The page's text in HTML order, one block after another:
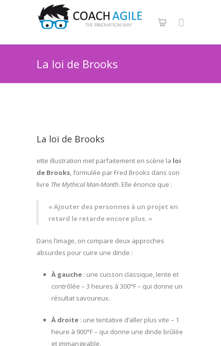
La loi de Brooks
La loi de Brooks
ette illustration met parfaitement en scène la loi
de Brooks, formulée par Fred Brooks dans son
livre The Mythical Man-Month. Elle énonce que :
« Ajouter des personnes à un projet en
retard le retarde encore plus. »
Dans l’image, on compare deux approches
absurdes pour cuire une dinde :
À gauche : une cuisson classique, lente et
contrôlée – 3 heures à 300°F – qui donne un
résultat savoureux.
À droite : une tentative d’aller plus vite – 1
heure à 900°F – qui donne une dinde brûlée
et immangeable.